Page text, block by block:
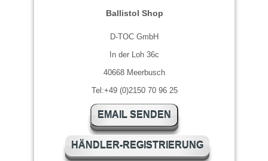
Ballistol Shop
D-TOC GmbH
In der Loh 36c
40668 Meerbusch
Tel:+49 (0)2150 70 96 25
EMAIL SENDEN
HÄNDLER-REGISTRIERUNG